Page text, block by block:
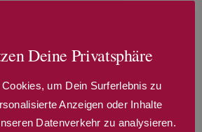
,Komödie ,Theater
Deine Privatsphäre
um Dein Surferlebnis zu
Anzeigen oder Inhalte
Datenverkehr zu analysieren.